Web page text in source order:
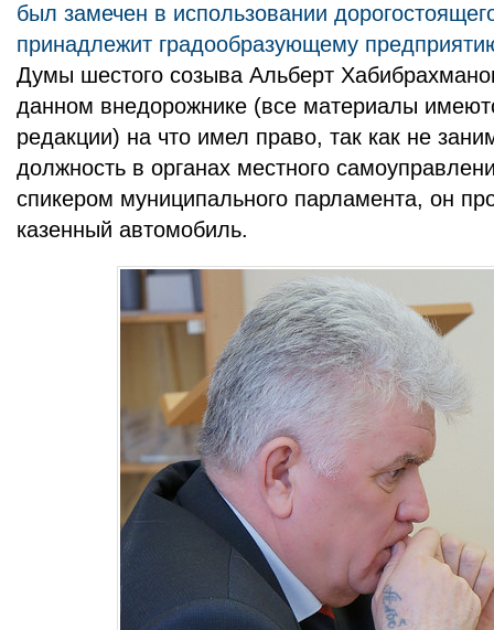
был замечен в использовании
принадлежит градообразующему
Думы шестого созыва Альберт
данном внедорожнике (все материалы
редакции) на что имел право, так как не
должность в органах местного
спикером муниципального парламента, он
казенный автомобиль.